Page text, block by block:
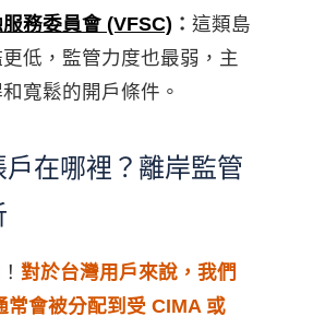
務委員會 (VFSC) ： 這類島
低，監管力度也最弱，主
寬鬆的開戶條件。
在哪裡？離岸監管
對於台灣用戶來說，我們
會被分配到受 CIMA 或